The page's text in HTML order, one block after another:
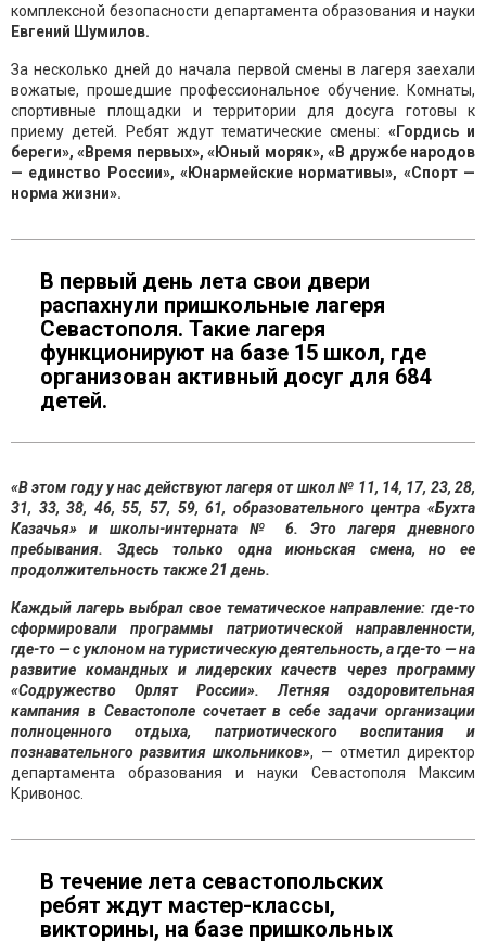
комплексной безопасности департамента образования и науки
Евгений Шумилов.
За несколько дней до начала первой смены в лагеря заехали
вожатые, прошедшие профессиональное обучение. Комнаты,
спортивные площадки и территории для досуга готовы к
приему детей. Ребят ждут тематические смены: «Гордись и
береги», «Время первых», «Юный моряк», «В дружбе народов
— единство России», «Юнармейские нормативы», «Спорт —
норма жизни».
В первый день лета свои двери
распахнули пришкольные лагеря
Севастополя. Такие лагеря
функционируют на базе 15 школ, где
организован активный досуг для 684
детей.
«В этом году у нас действуют лагеря от школ № 11, 14, 17, 23, 28,
31, 33, 38, 46, 55, 57, 59, 61, образовательного центра «Бухта
Казачья» и школы-интерната № 6. Это лагеря дневного
пребывания. Здесь только одна июньская смена, но ее
продолжительность также 21 день.
Каждый лагерь выбрал свое тематическое направление: где-то
сформировали программы патриотической направленности,
где-то — с уклоном на туристическую деятельность, а где-то — на
развитие командных и лидерских качеств через программу
«Содружество Орлят России». Летняя оздоровительная
кампания в Севастополе сочетает в себе задачи организации
полноценного отдыха, патриотического воспитания и
познавательного развития школьников», — отметил директор
департамента образования и науки Севастополя Максим
Кривонос.
В течение лета севастопольских
ребят ждут мастер-классы,
викторины, на базе пришкольных